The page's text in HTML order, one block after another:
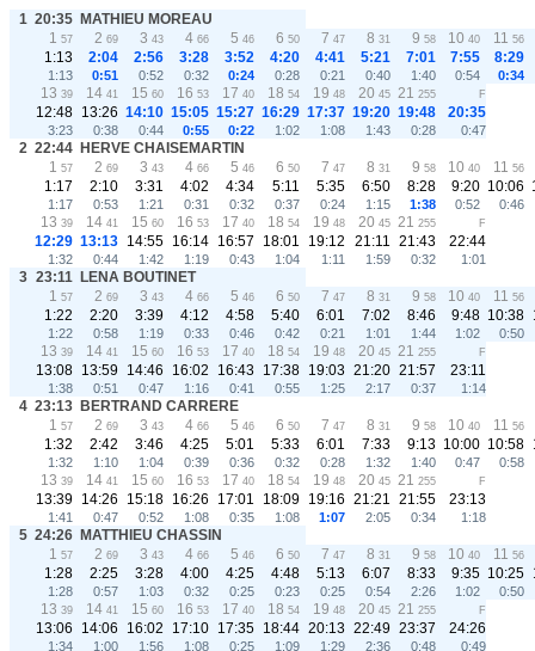
1 20:35 MATHIEU MOREAU
1 57 2 69 3 43 4 66 5 46 6 50 7 47 8 31 9 58 10 40 11 56
1:13 2:04 2:56 3:28 3:52 4:20 4:41 5:21 7:01 7:55 8:29
1:13 0:51 0:52 0:32 0:24 0:28 0:21 0:40 1:40 0:54 0:34
13 39 14 41 15 60 16 53 17 40 18 54 19 48 20 45 21 255 F
12:48 13:26 14:10 15:05 15:27 16:29 17:37 19:20 19:48 20:35
3:23 0:38 0:44 0:55 0:22 1:02 1:08 1:43 0:28 0:47
2 22:44 HERVE CHAISEMARTIN
1 57 2 69 3 43 4 66 5 46 6 50 7 47 8 31 9 58 10 40 11 56
1:17 2:10 3:31 4:02 4:34 5:11 5:35 6:50 8:28 9:20 10:06
1:17 0:53 1:21 0:31 0:32 0:37 0:24 1:15 1:38 0:52 0:46
13 39 14 41 15 60 16 53 17 40 18 54 19 48 20 45 21 255 F
12:29 13:13 14:55 16:14 16:57 18:01 19:12 21:11 21:43 22:44
1:32 0:44 1:42 1:19 0:43 1:04 1:11 1:59 0:32 1:01
3 23:11 LENA BOUTINET
1 57 2 69 3 43 4 66 5 46 6 50 7 47 8 31 9 58 10 40 11 56
1:22 2:20 3:39 4:12 4:58 5:40 6:01 7:02 8:46 9:48 10:38
1:22 0:58 1:19 0:33 0:46 0:42 0:21 1:01 1:44 1:02 0:50
13 39 14 41 15 60 16 53 17 40 18 54 19 48 20 45 21 255 F
13:08 13:59 14:46 16:02 16:43 17:38 19:03 21:20 21:57 23:11
1:38 0:51 0:47 1:16 0:41 0:55 1:25 2:17 0:37 1:14
4 23:13 BERTRAND CARRERE
1 57 2 69 3 43 4 66 5 46 6 50 7 47 8 31 9 58 10 40 11 56
1:32 2:42 3:46 4:25 5:01 5:33 6:01 7:33 9:13 10:00 10:58
1:32 1:10 1:04 0:39 0:36 0:32 0:28 1:32 1:40 0:47 0:58
13 39 14 41 15 60 16 53 17 40 18 54 19 48 20 45 21 255 F
13:39 14:26 15:18 16:26 17:01 18:09 19:16 21:21 21:55 23:13
1:41 0:47 0:52 1:08 0:35 1:08 1:07 2:05 0:34 1:18
5 24:26 MATTHIEU CHASSIN
1 57 2 69 3 43 4 66 5 46 6 50 7 47 8 31 9 58 10 40 11 56
1:28 2:25 3:28 4:00 4:25 4:48 5:13 6:07 8:33 9:35 10:25
1:28 0:57 1:03 0:32 0:25 0:23 0:25 0:54 2:26 1:02 0:50
13 39 14 41 15 60 16 53 17 40 18 54 19 48 20 45 21 255 F
13:06 14:06 16:02 17:10 17:35 18:44 20:13 22:49 23:37 24:26
1:34 1:00 1:56 1:08 0:25 1:09 1:29 2:36 0:48 0:49